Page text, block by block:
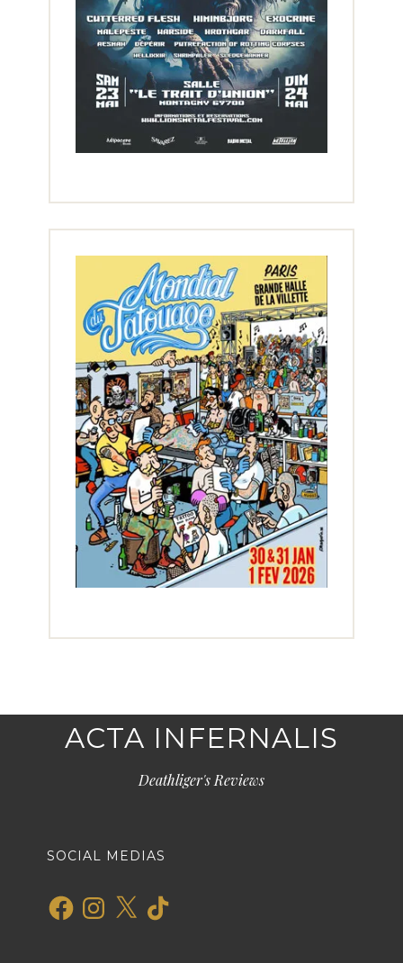
ACTA INFERNALIS
Deathliger's Reviews
SOCIAL MEDIAS
FacebookInstagram
X TikTok